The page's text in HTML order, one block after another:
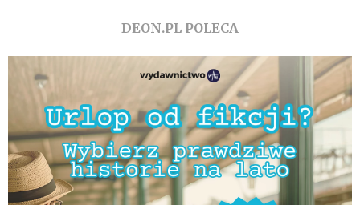
DEON.PL POLECA